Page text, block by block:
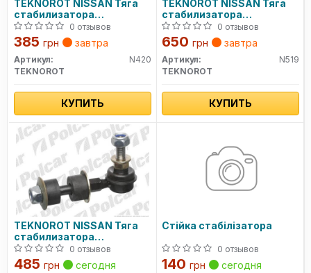
TEKNOROT NISSAN Тяга
стабилизатора
передн.лев./прав.
Note,Micra,Tiida
03-,Renault Clio
0 отзывов
385 грн завтра
Артикул:
N420
TEKNOROT
КУПИТЬ
TEKNOROT NISSAN Тяга
стабилизатора
передн.лев./
прав.Pathfinder
97-,Terrano 98-
0 отзывов
650 грн завтра
Артикул:
N519
TEKNOROT
КУПИТЬ
TEKNOROT NISSAN Тяга
стабилизатора
передн.лев./прав.Almera
00-
0 отзывов
485 грн сегодня
Стійка стабілізатора
0 отзывов
140 грн сегодня